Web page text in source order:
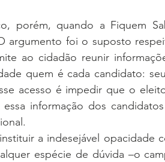
porém, quando a Fiquem
argumento foi o suposto
ao cidadão reunir
quem é cada candidato:
acesso é impedir que o
essa informação dos
a indesejável
espécie de dúvida –o